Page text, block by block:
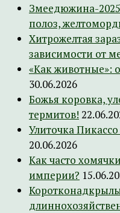
Змеедюжина-
полоз,
Хитрожелтая
зависимости от
«Как животные»:
30.06.2026
Божья коровка,
термитов!
Улиточка
20.06.2026
Как часто
империи?